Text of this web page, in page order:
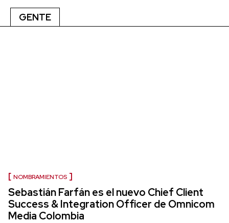
GENTE
NOMBRAMIENTOS
Sebastián Farfán es el nuevo Chief Client
Success & Integration Officer de Omnicom
Media Colombia